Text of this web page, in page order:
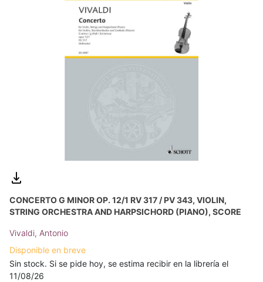
CONCERTO G MINOR OP. 12/1 RV 317 / PV 343, VIOLIN,
STRING ORCHESTRA AND HARPSICHORD (PIANO), SCORE
Vivaldi, Antonio
Disponible en breve
Sin stock. Si se pide hoy, se estima recibir en la librería el
11/08/26